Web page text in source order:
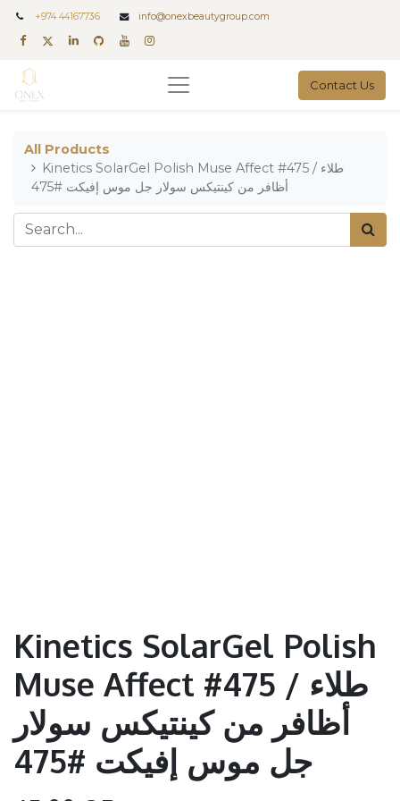
+974 44167736 info@onexbeautygroup.com
Contact Us
All Products
Kinetics SolarGel Polish Muse Affect #475 / طلاء
أظافر من كينتيكس سولار جل موس إفيكت #475
Kinetics SolarGel Polish
Muse Affect #475 / طلاء
أظافر من كينتيكس سولار
جل موس إفيكت #475